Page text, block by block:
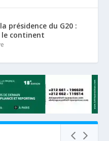
présidence du G20 :
le continent